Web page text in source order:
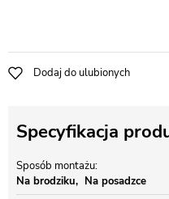
Dodaj do ulubionych
Specyfikacja
Sposób montażu
Na brodziku
Na posadzce